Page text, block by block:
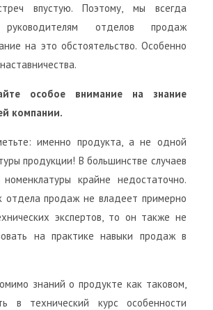
впустую. Поэтому, мы всегда
руководителям отделов продаж
на это обстоятельство. Особенно
особое внимание на знание
компании.
именно продукта, а не одной
продукции! В большинстве случаев
крайне недостаточно.
отдела продаж не владеет примерно
экспертов, то он также не
на практике навыки продаж в
знаний о продукте как таковом,
в технический курс особенности